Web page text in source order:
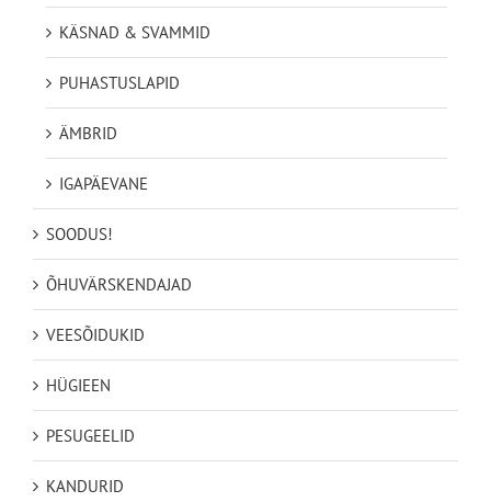
KÄSNAD & SVAMMID
PUHASTUSLAPID
ÄMBRID
IGAPÄEVANE
SOODUS!
ÕHUVÄRSKENDAJAD
VEESÕIDUKID
HÜGIEEN
PESUGEELID
KANDURID